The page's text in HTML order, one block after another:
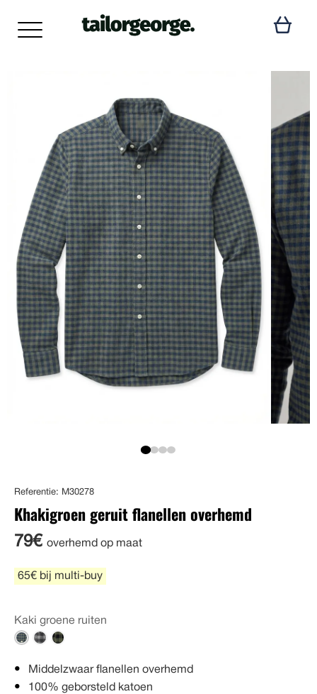
Referentie: M30278
Khakigroen geruit flanellen overhemd
79€ overhemd op maat
65€ bij multi-buy
Kaki groene ruiten
Middelzwaar flanellen overhemd
100% geborsteld katoen